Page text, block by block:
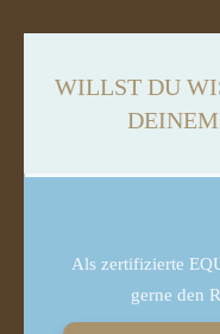
WILLST DU
DEINEM
Als zertifizierte
gerne den